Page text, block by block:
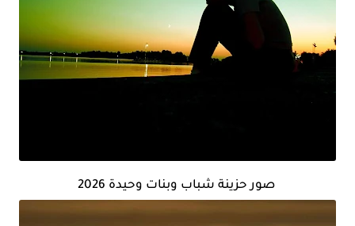
صور حزينة شباب وبنات وحيدة 2026